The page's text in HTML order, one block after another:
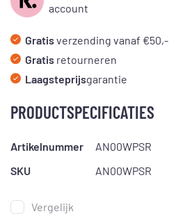
account
Gratisverzending vanaf €50,-
Gratis retourneren
Laagsteprijsgarantie
PRODUCTSPECIFICATIES
Artikelnummer
AN00WPSR
SKU
AN00WPSR
Vergelijk